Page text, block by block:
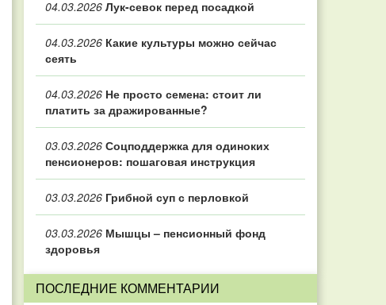
04.03.2026 Лук-севок перед посадкой
04.03.2026 Какие культуры можно сейчас
сеять
04.03.2026 Не просто семена: стоит ли
платить за дражированные?
03.03.2026 Соцподдержка для одиноких
пенсионеров: пошаговая инструкция
03.03.2026 Грибной суп с перловкой
03.03.2026 Мышцы – пенсионный фонд
здоровья
ПОСЛЕДНИЕ КОММЕНТАРИИ